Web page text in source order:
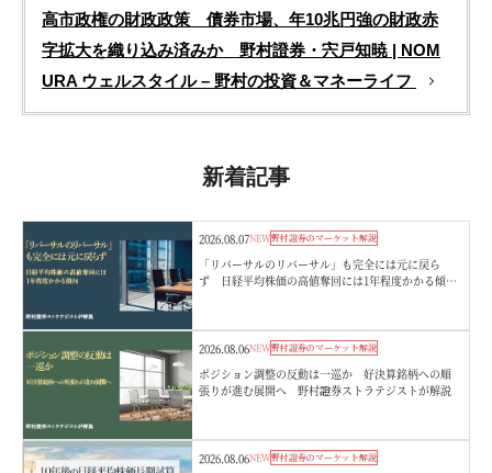
高市政権の財政政策 債券市場、年10兆円強の財政赤
字拡大を織り込み済みか 野村證券・宍戸知暁 | NOM
URA ウェルスタイル – 野村の投資＆マネーライフ
新着記事
2026.08.07NEW野村證券のマーケット解説
「リバーサルのリバーサル」も完全には元に戻ら
ず 日経平均株価の高値奪回には1年程度かかる傾
2026.08.06NEW野村證券のマーケット解説
ポジション調整の反動は一巡か 好決算銘柄への順
張りが進む展開へ 野村證券ストラテジストが解説
2026.08.06NEW野村證券のマーケット解説